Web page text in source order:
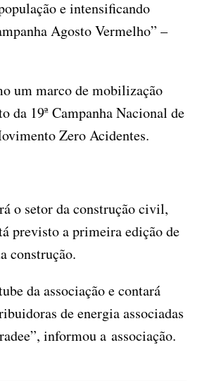
e intensificando
Agosto Vermelho” –
um marco de mobilização
da 19ª Campanha Nacional de
Zero Acidentes.
o setor da construção civil,
previsto a primeira edição de
construção.
da associação e contará
de energia associadas
informou a associação.